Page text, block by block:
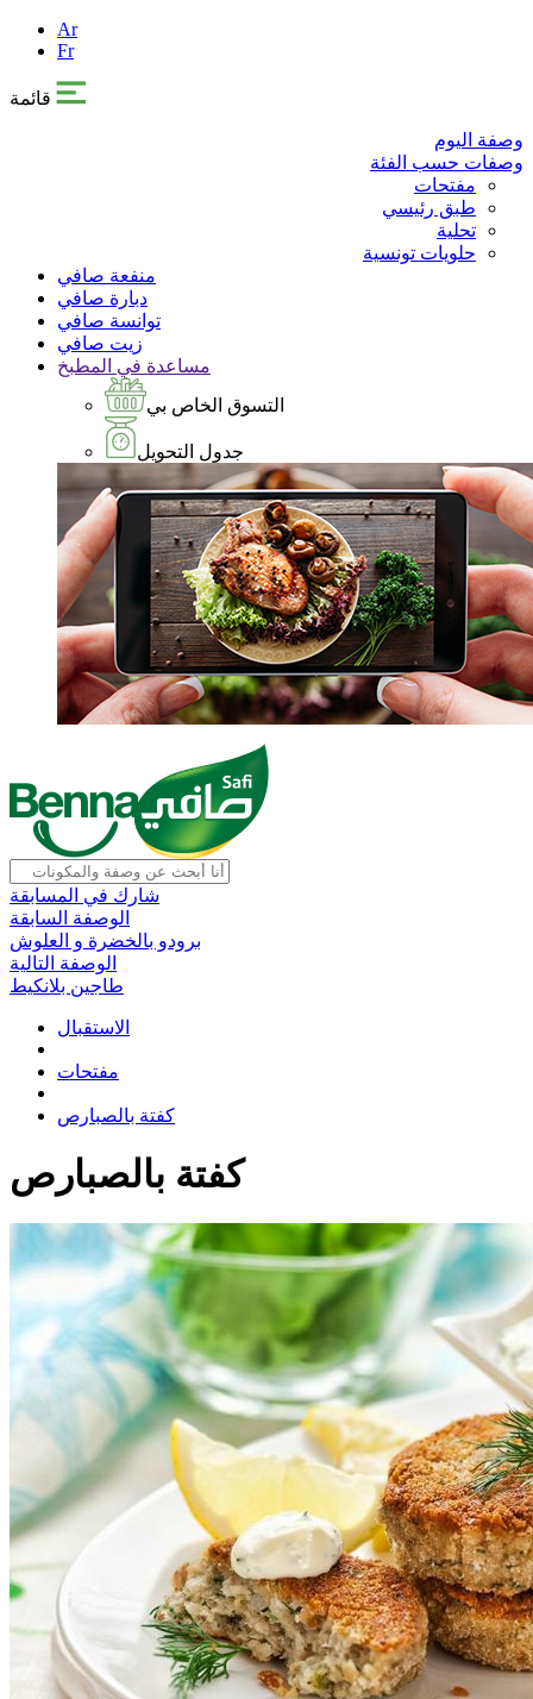
Ar
Fr
قائمة
وصفة اليوم
وصفات حسب الفئة
مفتحات
طبق رئيسي
تحلية
حلويات تونسية
منفعة صافي
دبارة صافي
توانسة صافي
زيت صافي
مساعدة في المطبخ
التسوق الخاص بي
جدول التحويل
شارك في المسابقة
الوصفة السابقة
برودو بالخضرة و العلوش
الوصفة التالية
طاجين بلانكيط
الاستقبال
مفتحات
كفتة بالصبارص
كفتة بالصبارص